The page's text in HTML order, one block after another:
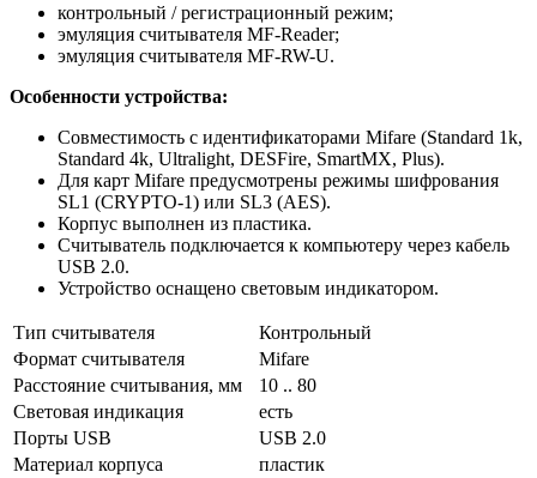
контрольный / регистрационный режим;
эмуляция считывателя MF-Reader;
эмуляция считывателя MF-RW-U.
Особенности устройства:
Совместимость с идентификаторами Mifare (Standard 1k,
Standard 4k, Ultralight, DESFire, SmartMX, Plus).
Для карт Mifare предусмотрены режимы шифрования
SL1 (CRYPTO-1) или SL3 (AES).
Корпус выполнен из пластика.
Считыватель подключается к компьютеру через кабель
USB 2.0.
Устройство оснащено световым индикатором.
Тип считывателя
Контрольный
Формат считывателя
Mifare
Расстояние считывания, мм
10 .. 80
Световая индикация
есть
Порты USB
USB 2.0
Материал корпуса
пластик